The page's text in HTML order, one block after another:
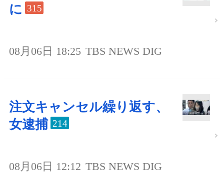
に 315
08月06日 18:25 TBS NEWS DIG
注文キャンセル繰り返す、
女逮捕 214
08月06日 12:12 TBS NEWS DIG